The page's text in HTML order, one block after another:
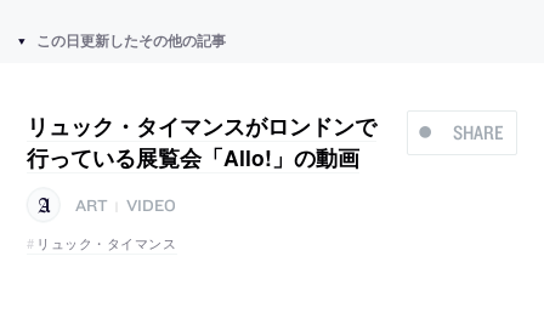
この日更新したその他の記事
SHARE
リュック・タイマンスがロンドンで
行っている展覧会「Allo!」の動画
ART
VIDEO
リュック・タイマンス